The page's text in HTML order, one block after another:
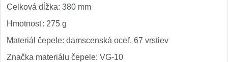
Celková dĺžka: 380 mm
Hmotnosť: 275 g
Materiál čepele: damscenská oceľ, 67 vrstiev
Značka materiálu čepele: VG-10